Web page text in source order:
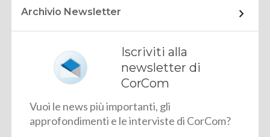
Archivio Newsletter
Iscriviti alla
newsletter di
CorCom
Vuoi le news più importanti, gli
approfondimenti e le interviste di CorCom?